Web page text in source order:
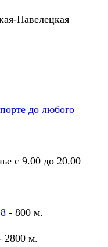
Павелецкая
до любого
с 9.00 до 20.00
- 800 м.
2800 м.